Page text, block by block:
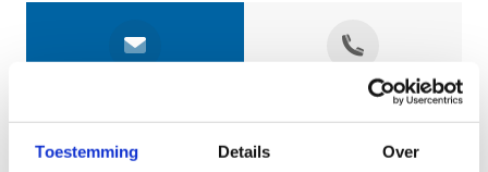
Toestemming Details Over